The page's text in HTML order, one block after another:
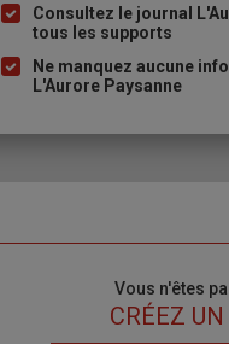
à
puce
Consultez le journal
tous les supports
Ne manquez aucune
L'Aurore Paysanne
Vous n'êtes
TITRECRÉEZ